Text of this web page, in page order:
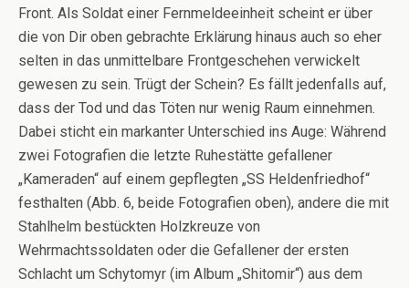
Front. Als Soldat einer Fernmeldeeinheit scheint er über
die von Dir oben gebrachte Erklärung hinaus auch so eher
selten in das unmittelbare Frontgeschehen verwickelt
gewesen zu sein. Trügt der Schein? Es fällt jedenfalls auf,
dass der Tod und das Töten nur wenig Raum einnehmen.
Dabei sticht ein markanter Unterschied ins Auge: Während
zwei Fotografien die letzte Ruhestätte gefallener
„Kameraden“ auf einem gepflegten „SS Heldenfriedhof“
festhalten (Abb. 6, beide Fotografien oben), andere die mit
Stahlhelm bestückten Holzkreuze von
Wehrmachtssoldaten oder die Gefallener der ersten
Schlacht um Schytomyr (im Album „Shitomir“) aus dem